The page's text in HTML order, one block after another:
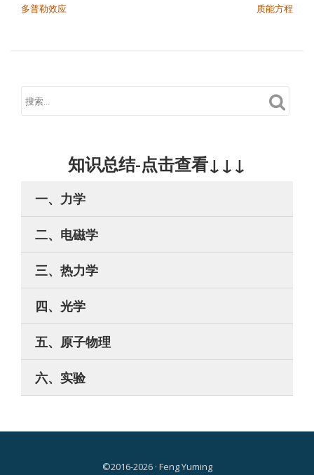
多普勒效应 质能方程
知识总结-点击查看↓↓↓
一、力学
二、电磁学
三、热力学
四、光学
五、原子物理
六、实验
©2016-2026 · Feng Yuming